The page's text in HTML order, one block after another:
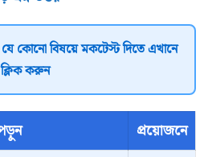
কোনো বিষয়ে মকটেস্ট দিতে এখানে
ক্লিক করুন
প্রয়োজনে